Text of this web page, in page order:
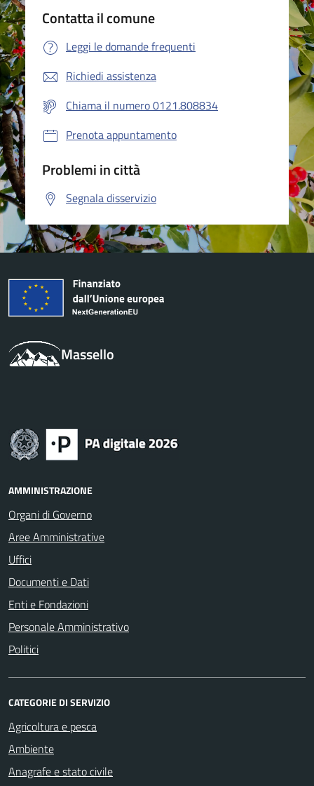
Contatta il comune
Leggi le domande frequenti
Richiedi assistenza
Chiama il numero 0121.808834
Prenota appuntamento
Problemi in città
Segnala disservizio
Massello
AMMINISTRAZIONE
Organi di Governo
Aree Amministrative
Uffici
Documenti e Dati
Enti e Fondazioni
Personale Amministrativo
Politici
CATEGORIE DI SERVIZIO
Agricoltura e pesca
Ambiente
Anagrafe e stato civile